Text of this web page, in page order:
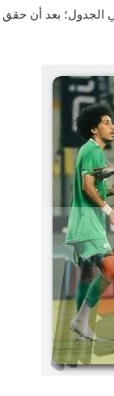
الجدول؛ بعد أن حقق